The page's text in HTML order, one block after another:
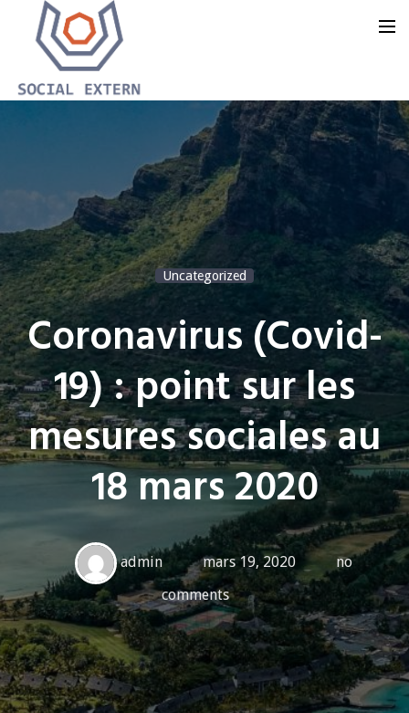
Notre groupe
Notre blog
Nous contacter
Uncategorized
Coronavirus (Covid-
19) : point sur les
mesures sociales au
18 mars 2020
admin mars 19, 2020
no
comments